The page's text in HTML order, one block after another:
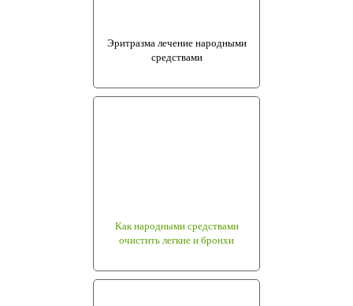
Эритразма лечение народными
средствами
Как народными средствами
очистить легкие и бронхи